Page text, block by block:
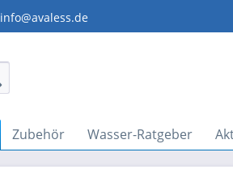
info@avaless.de
Zubehör Wasser-Ratgeber